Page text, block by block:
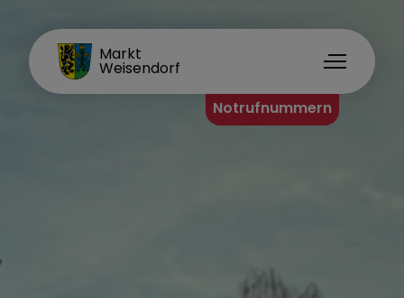
Markt
Weisendorf
FAMILIENORT
Notrufnummern